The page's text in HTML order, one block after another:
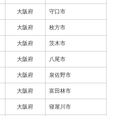
大阪府 守口市
大阪府 枚方市
大阪府 茨木市
大阪府 八尾市
大阪府 泉佐野市
大阪府 富田林市
大阪府 寝屋川市